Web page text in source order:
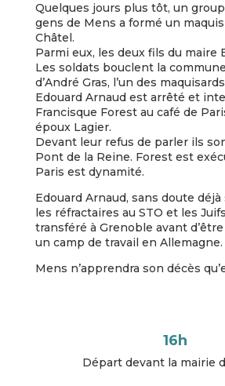
Quelques jours plus tôt, un
gens de Mens a formé un
Châtel.
Parmi eux, les deux fils du maire
Les soldats bouclent la
d’André Gras, l’un des
Edouard Arnaud est arrêté et
Francisque Forest au café de
époux Lagier.
Devant leur refus de parler ils
Pont de la Reine. Forest est
Paris est dynamité.
Edouard Arnaud, sans doute déjà
les réfractaires au STO et les
transféré à Grenoble avant
un camp de travail en Allemagne.
Mens n’apprendra son décès
16h
Départ devant la mairie